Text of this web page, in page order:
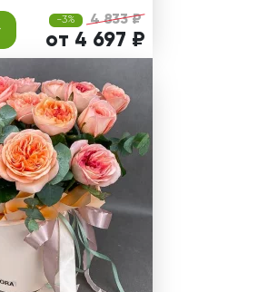
-3% 4 833 ₽
от 4 697 ₽